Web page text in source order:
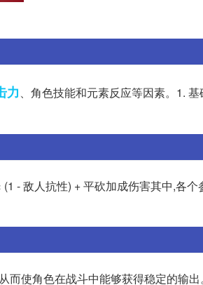
力、角色技能和元素反应等因素。1. 基
- 敌人抗性) + 平砍加成伤害其中,各个
而使角色在战斗中能够获得稳定的输